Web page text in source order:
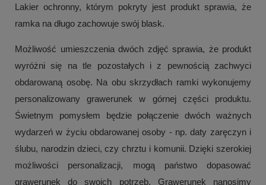
Lakier ochronny, którym pokryty jest produkt sprawia, że
ramka na długo zachowuje swój blask.
Możliwość umieszczenia dwóch zdjęć sprawia, że produkt
wyróżni się na tle pozostałych i z pewnością zachwyci
obdarowaną osobę. Na obu skrzydłach ramki wykonujemy
personalizowany grawerunek w górnej części produktu.
Świetnym pomysłem będzie połączenie dwóch ważnych
wydarzeń w życiu obdarowanej osoby - np. daty zaręczyn i
ślubu, narodzin dzieci, czy chrztu i komunii. Dzięki szerokiej
możliwości personalizacji, mogą państwo dopasować
grawerunek do swoich potrzeb. Grawerunek nanosimy